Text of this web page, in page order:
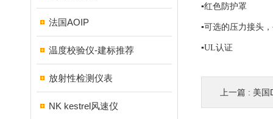
法国AOIP
温度校验仪-建标推荐
放射性检测仪表
NK kestrel风速仪
▪红色防护罩
▪可选的压力接头
▪UL认证
上一篇 : 美国